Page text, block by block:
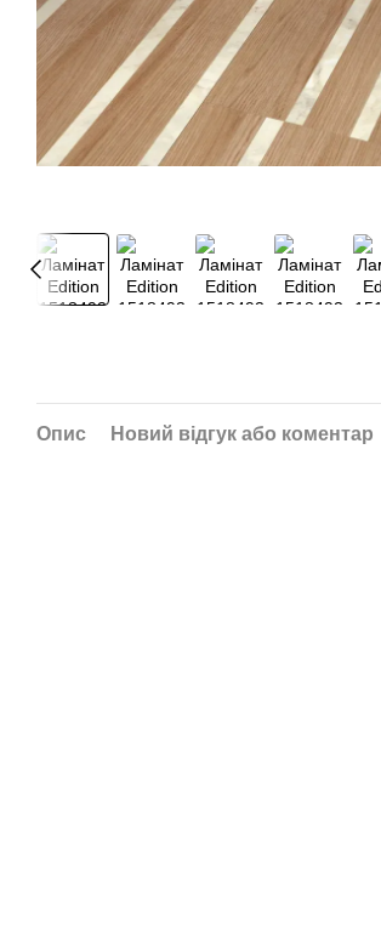
Опис Новий відгук або коментар